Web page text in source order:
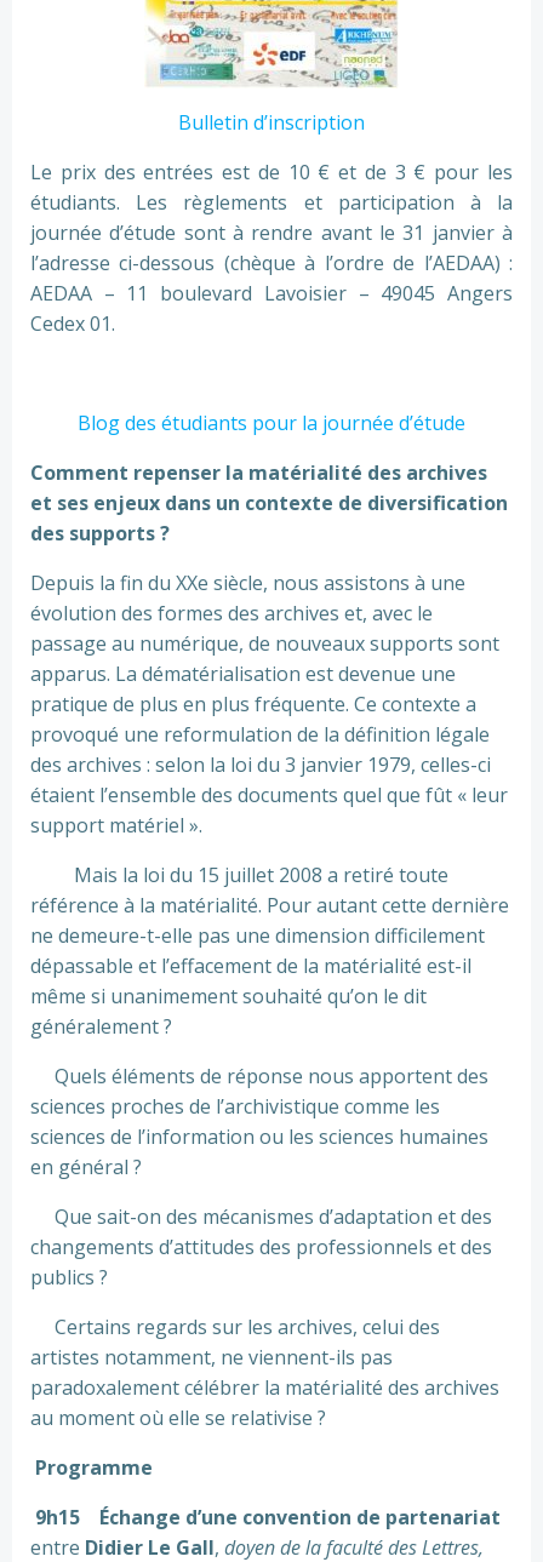
Bulletin d’inscription
Le prix des entrées est de 10 € et de 3 € pour les
étudiants. Les règlements et participation à la
journée d’étude sont à rendre avant le 31 janvier à
l’adresse ci-dessous (chèque à l’ordre de l’AEDAA) :
AEDAA – 11 boulevard Lavoisier – 49045 Angers
Cedex 01.
Blog des étudiants pour la journée d’étude
Comment repenser la matérialité des archives
et ses enjeux dans un contexte de diversification
des supports ?
Depuis la fin du XXe siècle, nous assistons à une
évolution des formes des archives et, avec le
passage au numérique, de nouveaux supports sont
apparus. La dématérialisation est devenue une
pratique de plus en plus fréquente. Ce contexte a
provoqué une reformulation de la définition légale
des archives : selon la loi du 3 janvier 1979, celles-ci
étaient l’ensemble des documents quel que fût « leur
support matériel ».
Mais la loi du 15 juillet 2008 a retiré toute
référence à la matérialité. Pour autant cette dernière
ne demeure-t-elle pas une dimension difficilement
dépassable et l’effacement de la matérialité est-il
même si unanimement souhaité qu’on le dit
généralement ?
Quels éléments de réponse nous apportent des
sciences proches de l’archivistique comme les
sciences de l’information ou les sciences humaines
en général ?
Que sait-on des mécanismes d’adaptation et des
changements d’attitudes des professionnels et des
publics ?
Certains regards sur les archives, celui des
artistes notamment, ne viennent-ils pas
paradoxalement célébrer la matérialité des archives
au moment où elle se relativise ?
Programme
9h15 Échange d’une convention de partenariat
entre Didier Le Gall, doyen de la faculté des Lettres,